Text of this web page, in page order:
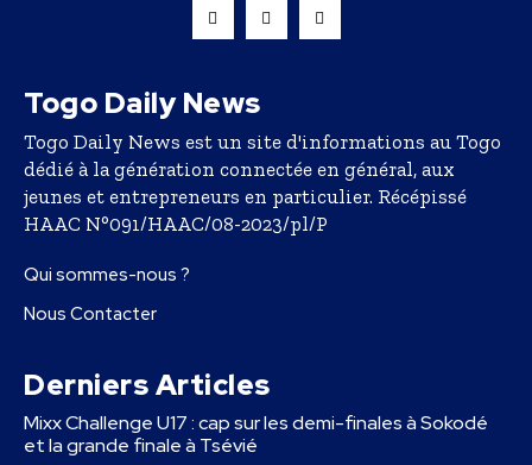
Togo Daily News
Togo Daily News est un site d'informations au Togo
dédié à la génération connectée en général, aux
jeunes et entrepreneurs en particulier. Récépissé
HAAC N°091/HAAC/08-2023/pl/P
Qui sommes-nous ?
Nous Contacter
Derniers Articles
Mixx Challenge U17 : cap sur les demi-finales à Sokodé
et la grande finale à Tsévié